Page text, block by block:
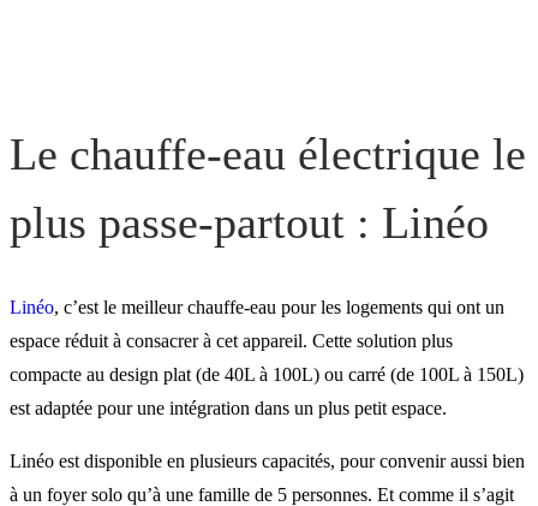
Le chauffe-eau électrique le
plus passe-partout : Linéo
Linéo, c’est le meilleur chauffe-eau pour les logements qui ont un
espace réduit à consacrer à cet appareil. Cette solution plus
compacte au design plat (de 40L à 100L) ou carré (de 100L à 150L)
est adaptée pour une intégration dans un plus petit espace.
Linéo est disponible en plusieurs capacités, pour convenir aussi bien
à un foyer solo qu’à une famille de 5 personnes. Et comme il s’agit